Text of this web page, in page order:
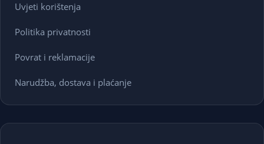
Uvjeti korištenja
Politika privatnosti
Povrat i reklamacije
Narudžba, dostava i plaćanje